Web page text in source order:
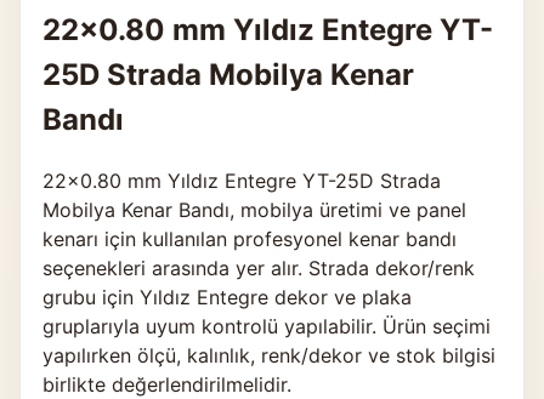
22×0.80 mm Yıldız Entegre YT-
25D Strada Mobilya Kenar
Bandı
22×0.80 mm Yıldız Entegre YT-25D Strada
Mobilya Kenar Bandı, mobilya üretimi ve panel
kenarı için kullanılan profesyonel kenar bandı
seçenekleri arasında yer alır. Strada dekor/renk
grubu için Yıldız Entegre dekor ve plaka
gruplarıyla uyum kontrolü yapılabilir. Ürün seçimi
yapılırken ölçü, kalınlık, renk/dekor ve stok bilgisi
birlikte değerlendirilmelidir.